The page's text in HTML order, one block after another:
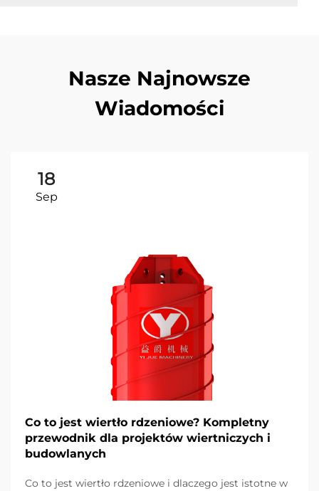
Nasze Najnowsze
Wiadomości
18
Sep
Co to jest wiertło rdzeniowe? Kompletny
przewodnik dla projektów wiertniczych i
budowlanych
Co to jest wiertło rdzeniowe i dlaczego jest istotne w